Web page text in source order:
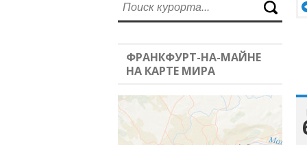
ФРАНКФУРТ-НА-МАЙНЕ
НА КАРТЕ МИРА